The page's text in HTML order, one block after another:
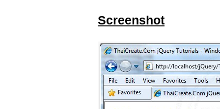
Screenshot